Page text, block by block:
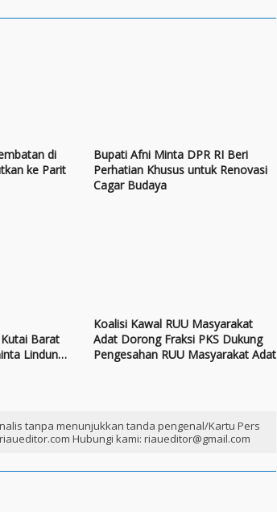
di
ke Parit
Bupati Afni Minta DPR RI Beri
Perhatian Khusus untuk Renovasi
Cagar Budaya
Barat
Lindungi
Koalisi Kawal RUU Masyarakat
Adat Dorong Fraksi PKS Dukung
Pengesahan RUU Masyarakat Adat
tanpa menunjukkan tanda pengenal/Kartu Pers
Hubungi kami: riaueditor@gmail.com